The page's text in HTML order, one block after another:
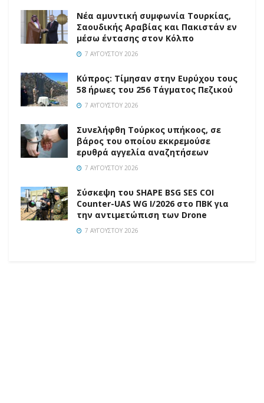
Νέα αμυντική συμφωνία Τουρκίας,
Σαουδικής Αραβίας και Πακιστάν εν
μέσω έντασης στον Κόλπο
7 ΑΥΓΟΎΣΤΟΥ 2026
Κύπρος: Τίμησαν στην Ευρύχου τους
58 ήρωες του 256 Τάγματος Πεζικού
7 ΑΥΓΟΎΣΤΟΥ 2026
Συνελήφθη Τούρκος υπήκοος, σε
βάρος του οποίου εκκρεμούσε
ερυθρά αγγελία αναζητήσεων
7 ΑΥΓΟΎΣΤΟΥ 2026
Σύσκεψη του SHAPE BSG SES COI
Counter-UAS WG I/2026 στο ΠΒΚ για
την αντιμετώπιση των Drone
7 ΑΥΓΟΎΣΤΟΥ 2026